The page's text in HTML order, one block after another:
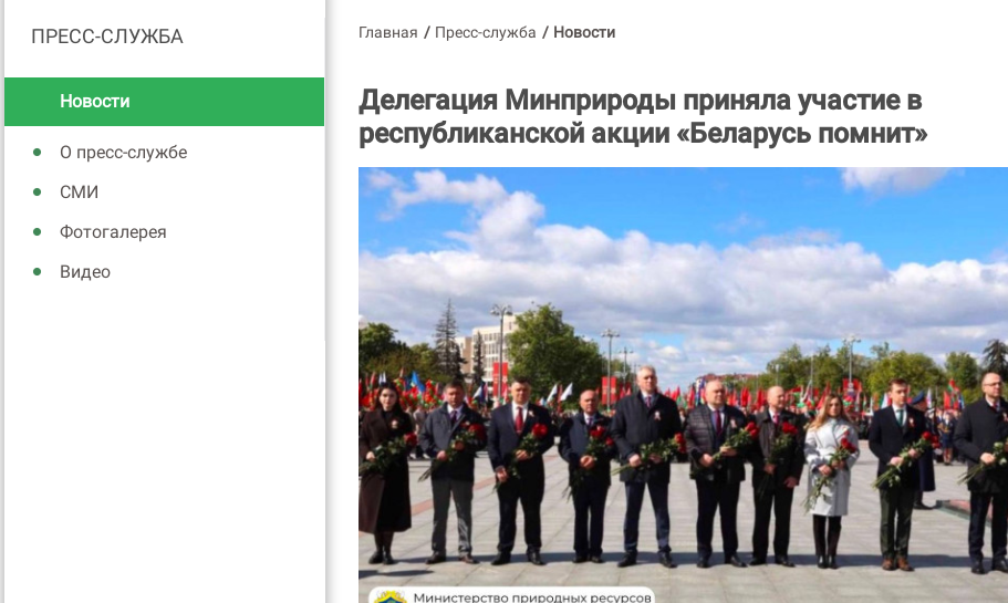
ПРЕСС-СЛУЖБА
Новости
О пресс-службе
СМИ
Фотогалерея
Видео
Главная / Пресс-служба / Новости
Делегация Минприроды приняла участие в
республиканской акции «Беларусь помнит»